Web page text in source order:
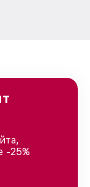
-25%